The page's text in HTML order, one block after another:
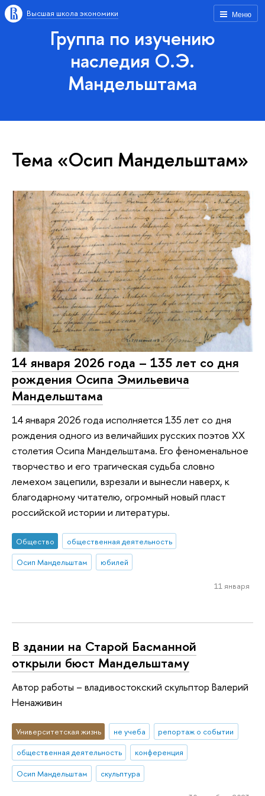
Меню
Высшая школа экономики
Группа по изучению
наследия О.Э.
Мандельштама
Тема «Осип Мандельштам»
14 января 2026 года – 135 лет со дня
рождения Осипа Эмильевича
Мандельштама
14 января 2026 года исполняется 135 лет со дня
рождения одного из величайших русских поэтов XX
столетия Осипа Мандельштама. Его феноменальное
творчество и его трагическая судьба словно
лемехом зацепили, взрезали и вынесли наверх, к
благодарному читателю, огромный новый пласт
российской истории и литературы.
Общество
общественная деятельность
Осип Мандельштам
юбилей
11 января
В здании на Старой Басманной
открыли бюст Мандельштаму
Автор работы – владивостокский скульптор Валерий
Ненаживин
Университетская жизнь не учеба
репортаж о событии
общественная деятельность
конференция
Осип Мандельштам
скульптура